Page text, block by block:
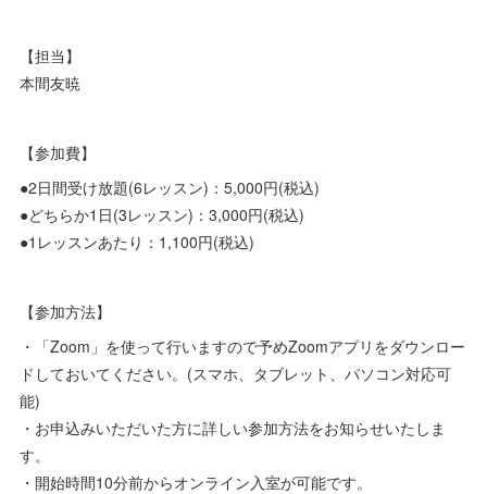
【担当】
本間友暁
【参加費】
●2日間受け放題(6レッスン)：5,000円(税込)
●どちらか1日(3レッスン)：3,000円(税込)
●1レッスンあたり：1,100円(税込)
【参加方法】
・「Zoom」を使って行いますので予めZoomアプリをダウンロー
ドしておいてください。(スマホ、タブレット、パソコン対応可
能)
・お申込みいただいた方に詳しい参加方法をお知らせいたしま
す。
・開始時間10分前からオンライン入室が可能です。